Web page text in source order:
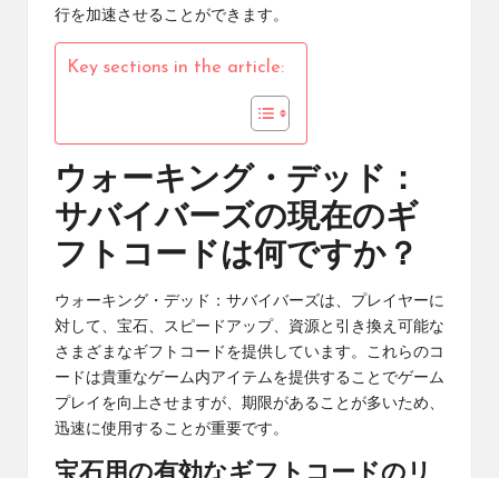
行を加速させることができます。
Key sections in the article:
ウォーキング・デッド：
サバイバーズの現在のギ
フトコードは何ですか？
ウォーキング・デッド：サバイバーズは、プレイヤーに
対して、宝石、スピードアップ、資源と引き換え可能な
さまざまなギフトコードを提供しています。これらのコ
ードは貴重なゲーム内アイテムを提供することでゲーム
プレイを向上させますが、期限があることが多いため、
迅速に使用することが重要です。